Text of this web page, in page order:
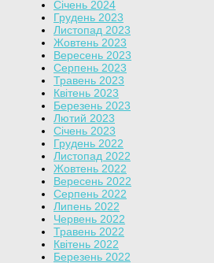
Січень 2024
Грудень 2023
Листопад 2023
Жовтень 2023
Вересень 2023
Серпень 2023
Травень 2023
Квітень 2023
Березень 2023
Лютий 2023
Січень 2023
Грудень 2022
Листопад 2022
Жовтень 2022
Вересень 2022
Серпень 2022
Липень 2022
Червень 2022
Травень 2022
Квітень 2022
Березень 2022